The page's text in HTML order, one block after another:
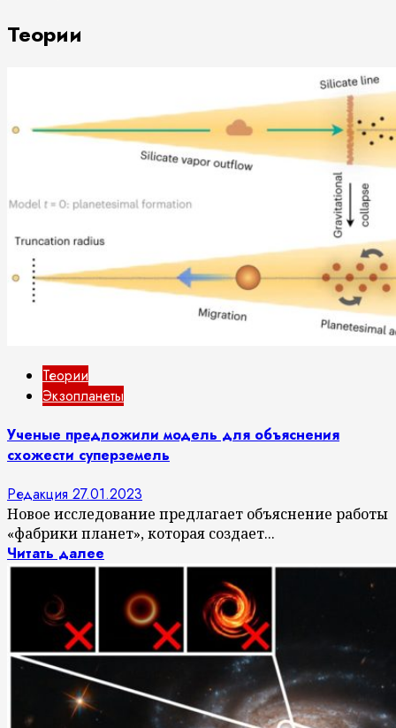
Теории
Теории
Экзопланеты
Ученые предложили модель для объяснения
схожести суперземель
Редакция 27.01.2023
Новое исследование предлагает объяснение работы
«фабрики планет», которая создает...
Читать далее